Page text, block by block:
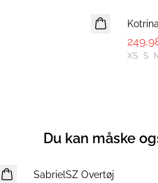
XS S
Du kan måske
NYHED
SabrielSZ Overtøj